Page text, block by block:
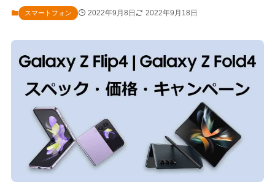
スマートフォン 2022年9月8日 2022年9月18日